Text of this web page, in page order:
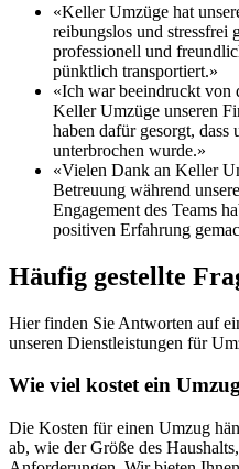
«Keller Umzüge hat
reibungslos und stressfrei
professionell und
pünktlich transportiert.»
«Ich war beeindruckt von
Keller Umzüge unseren
haben dafür gesorgt, dass
unterbrochen wurde.»
«Vielen Dank an Keller
Betreuung während
Engagement des Teams
positiven Erfahrung
Häufig gestellte
Hier finden Sie Antworten auf
unseren Dienstleistungen für
Wie viel kostet ein
Die Kosten für einen Umzug
ab, wie der Größe des